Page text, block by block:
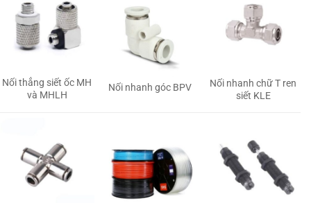
Nối thẳng siết ốc MH
và MHLH
Nối nhanh góc BPV
Nối nhanh chữ T ren
siết KLE